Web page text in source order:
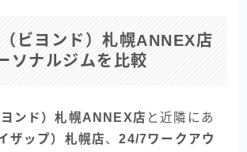
ビヨンド）札幌ANNEX店
ソナルジムを比較
ンド）札幌ANNEX店 と近隣にあ
ザップ）札幌店、24/7ワークアウ